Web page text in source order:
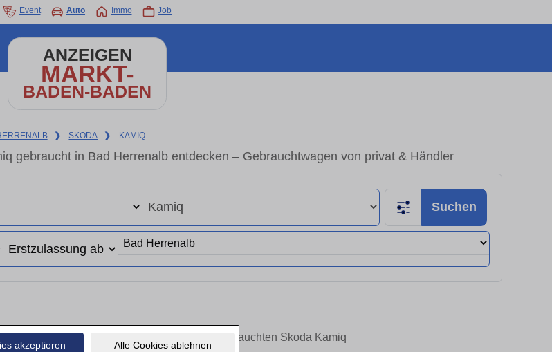
akzeptieren Alle Cookies ablehnen
Event Auto Immo Job
ANZEIGEN
MARKT-
BADEN-BADEN
❯ SKODA ❯ KAMIQ
gebraucht in Bad Herrenalb entdecken – Gebrauchtwagen von privat & Händler
Suchen
Finden Sie in Bad Herrenalb Ihren gebrauchten Skoda Kamiq